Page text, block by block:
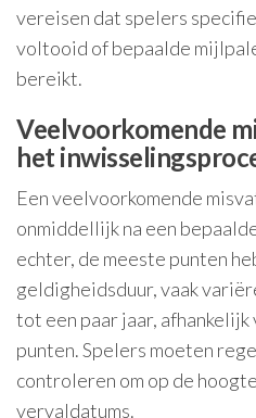
vereisen dat spelers
voltooid of bepaalde
bereikt.
Veelvoorkomende
het
Een veelvoorkomende
onmiddellijk na een
echter, de meeste punten
geldigheidsduur, vaak
tot een paar jaar,
punten. Spelers moeten
controleren om op de
vervaldatums.